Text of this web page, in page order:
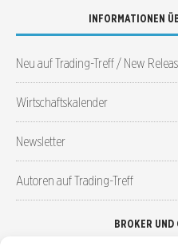
INFORMATIONEN
Neu auf Trading-Treff / New
Wirtschaftskalender
Newsletter
Autoren auf Trading-Treff
BROKER UND